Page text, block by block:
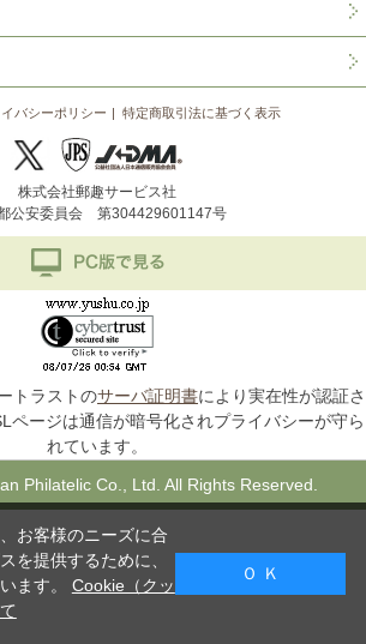
バシーポリシー 特定商取引法に基づく表示
株式会社郵趣サービス社
公安委員会 第304429601147号
トラストのサーバ証明書により実在性が認証さ
ページは通信が暗号化されプライバシーが守ら
れています。
Philatelic Co., Ltd. All Rights Reserved.
お客様のニーズに合
を提供するために、
ます。 Cookie（クッ
Ｏ Ｋ